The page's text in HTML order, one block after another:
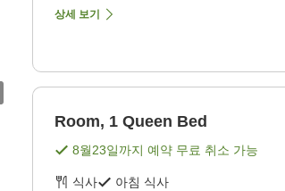
상세 보기
Room, 1 Queen Bed
8월23일까지 예약 무료 취소 가능
식사 아침 식사